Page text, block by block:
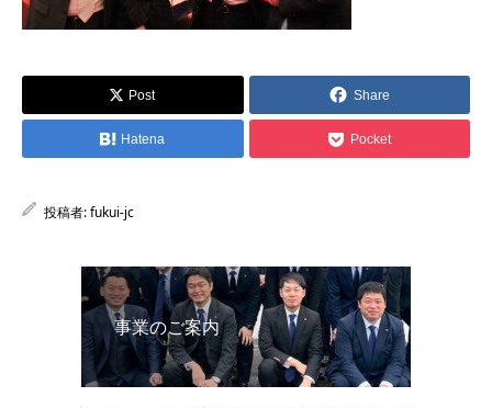
Post Share
Hatena Pocket
投稿者:fukui-jc
事業のご案内